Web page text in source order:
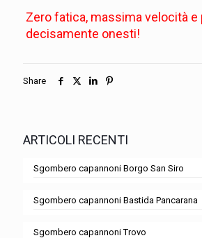
Zero fatica, massima velocità e
decisamente onesti!
Share
ARTICOLI RECENTI
Sgombero capannoni Borgo San Siro
Sgombero capannoni Bastida Pancarana
Sgombero capannoni Trovo